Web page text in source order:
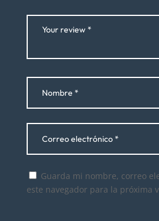
Guarda mi nombre, correo
este navegador para la próxima